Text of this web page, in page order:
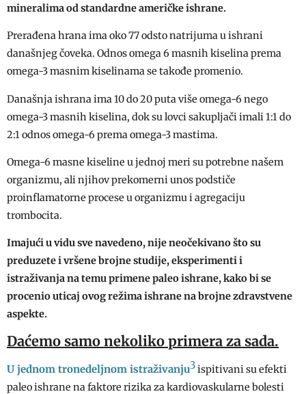
mineralima od standardne američke ishrane.
Prerađena hrana ima oko 77 odsto natrijuma u ishrani
današnjeg čoveka. Odnos omega 6 masnih kiselina prema
omega-3 masnim kiselinama se takođe promenio.
Današnja ishrana ima 10 do 20 puta više omega-6 nego
omega-3 masnih kiselina, dok su lovci sakupljači imali 1:1 do
2:1 odnos omega-6 prema omega-3 mastima.
Omega-6 masne kiseline u jednoj meri su potrebne našem
organizmu, ali njihov prekomerni unos podstiče
proinflamatorne procese u organizmu i agregaciju
trombocita.
Imajući u vidu sve navedeno, nije neočekivano što su
preduzete i vršene brojne studije, eksperimenti i
istraživanja na temu primene paleo ishrane, kako bi se
procenio uticaj ovog režima ishrane na brojne zdravstvene
aspekte.
Daćemo samo nekoliko primera za sada.
U jednom tronedeljnom istraživanju3ispitivani su efekti
paleo ishrane na faktore rizika za kardiovaskularne bolesti